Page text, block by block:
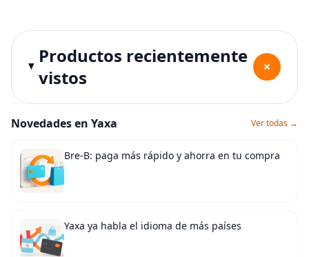
Productos recientemente
vistos
+
Novedades en Yaxa Ver todas →
Bre-B: paga más rápido y ahorra en tu compra
Yaxa ya habla el idioma de más países